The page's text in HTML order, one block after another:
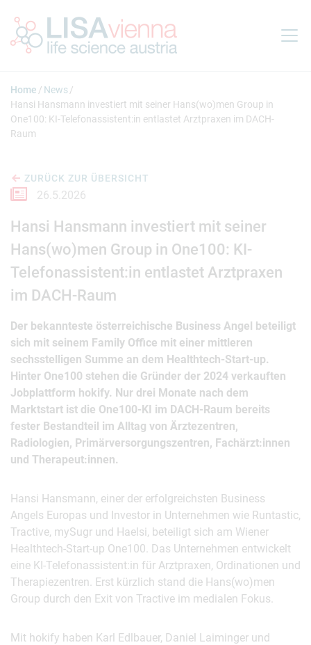
Home
News
Hansi Hansmann investiert mit seiner Hans(wo)men Group in
One100: KI-Telefonassistent:in entlastet Arztpraxen im DACH-
Raum
ZURÜCK ZUR ÜBERSICHT
26.5.2026
Hansi Hansmann investiert mit seiner
Hans(wo)men Group in One100: KI-
Telefonassistent:in entlastet Arztpraxen
im DACH-Raum
Der bekannteste österreichische Business Angel beteiligt
sich mit seinem Family Office mit einer mittleren
sechsstelligen Summe an dem Healthtech-Start-up.
Hinter One100 stehen die Gründer der 2024 verkauften
Jobplattform hokify. Nur drei Monate nach dem
Marktstart ist die One100-KI im DACH-Raum bereits
fester Bestandteil im Alltag von Ärztezentren,
Radiologien, Primärversorgungszentren, Fachärzt:innen
und Therapeut:innen.
Hansi Hansmann, einer der erfolgreichsten Business
Angels Europas und Investor in Unternehmen wie Runtastic,
Tractive, mySugr und Haelsi, beteiligt sich am Wiener
Healthtech-Start-up One100. Das Unternehmen entwickelt
eine KI-Telefonassistent:in für Arztpraxen, Ordinationen und
Therapiezentren. Erst kürzlich stand die Hans(wo)men
Group durch den Exit von Tractive im medialen Fokus.
Mit hokify haben Karl Edlbauer, Daniel Laiminger und